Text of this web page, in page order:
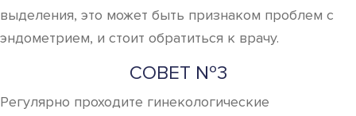
выделения, это может быть признаком проблем с
эндометрием, и стоит обратиться к врачу.
СОВЕТ №3
Регулярно проходите гинекологические